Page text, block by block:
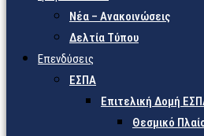
Νέα – Ανακοινώσεις
Δελτία Τύπου
Επενδύσεις
ΕΣΠΑ
Επιτελική Δομή
Θεσμικό